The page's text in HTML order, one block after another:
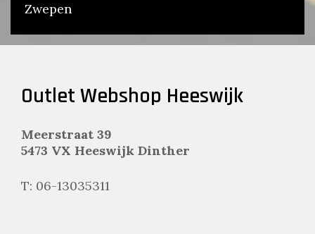
Zwepen
Outlet Webshop Heeswijk
Meerstraat 39
5473 VX Heeswijk Dinther
T: 06-13035311